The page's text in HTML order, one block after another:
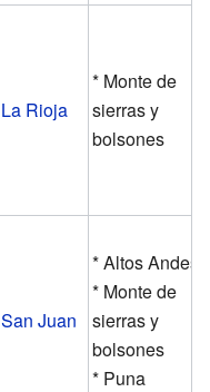
La Rioja
* Monte de
sierras y
bolsones
San Juan
* Altos Andes
* Monte de
sierras y
bolsones
* Puna